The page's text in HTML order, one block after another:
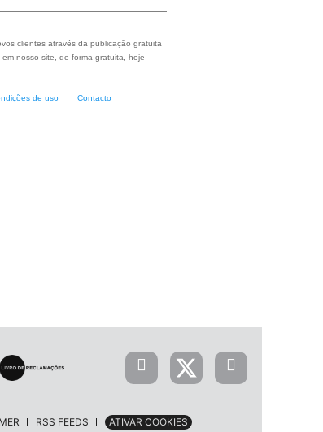
clientes através da publicação gratuita
nosso site, de forma gratuita, hoje
de uso Contacto